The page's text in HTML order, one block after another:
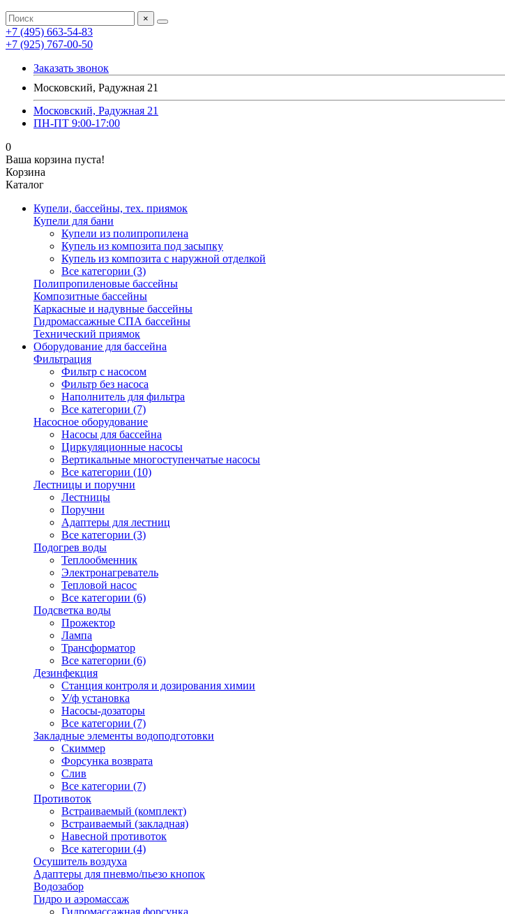
×
+7 (495) 663-54-83
+7 (925) 767-00-50
Заказать звонок
Московский, Радужная 21
Московский, Радужная 21
ПН-ПТ 9:00-17:00
0
Ваша корзина пуста!
Корзина
Каталог
Купели, бассейны, тех. приямок
Купели для бани
Купели из полипропилена
Купель из композита под засыпку
Купель из композита с наружной отделкой
Все категории (3)
Полипропиленовые бассейны
Композитные бассейны
Каркасные и надувные бассейны
Гидромассажные СПА бассейны
Технический приямок
Оборудование для бассейна
Фильтрация
Фильтр с насосом
Фильтр без насоса
Наполнитель для фильтра
Все категории (7)
Насосное оборудование
Насосы для бассейна
Циркуляционные насосы
Вертикальные многоступенчатые насосы
Все категории (10)
Лестницы и поручни
Лестницы
Поручни
Адаптеры для лестниц
Все категории (3)
Подогрев воды
Теплообменник
Электронагреватель
Тепловой насос
Все категории (6)
Подсветка воды
Прожектор
Лампа
Трансформатор
Все категории (6)
Дезинфекция
Станция контроля и дозирования химии
У/ф установка
Насосы-дозаторы
Все категории (7)
Закладные элементы водоподготовки
Скиммер
Форсунка возврата
Слив
Все категории (7)
Противоток
Встраиваемый (комплект)
Встраиваемый (закладная)
Навесной противоток
Все категории (4)
Осушитель воздуха
Адаптеры для пневмо/пьезо кнопок
Водозабор
Гидро и аэромассаж
Гидромассажная форсунка